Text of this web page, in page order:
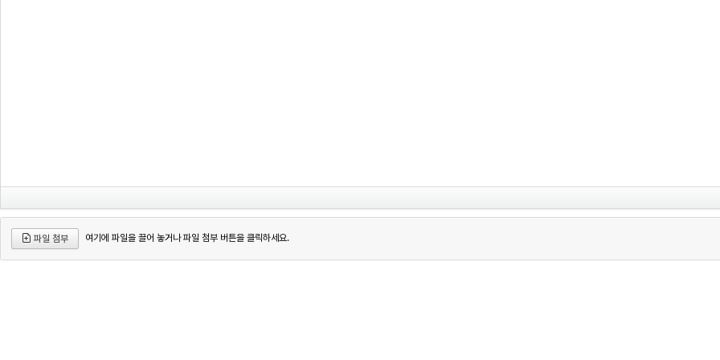
파일 첨부 여기에 파일을 끌어 놓거나 파일 첨부 버튼을 클릭하세요.